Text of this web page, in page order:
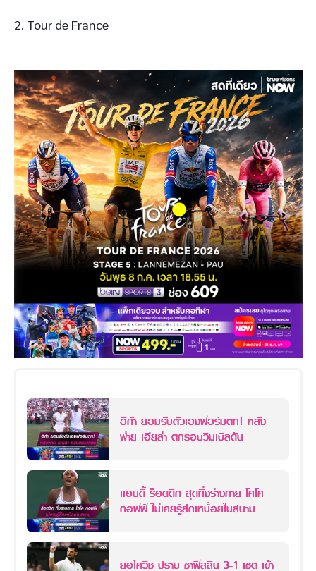
2. Tour de France
อิก้า ยอมรับตัวเองฟอร์มตก! หลัง
พ่าย เอียล่า ตกรอบวิมเบิลดัน
เเอนดี้ ร็อดดิก สุดทึ่งร่างกาย โคโค
กอฟฟ์ ไม่เคยรู้สึกเหนื่อยในสนาม
ยอโควิช ปราบ ซาฟิลลิน 3-1 เซต เข้า